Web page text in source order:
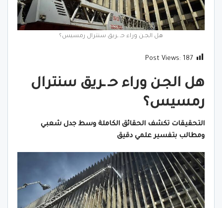
هل الجـن وراء حـ ـريق سنترال رمسيس؟
Post Views: 187
هل الجـن وراء حـ ـريق سنترال
رمسيس؟
التحقيقات تكشف الحقائق الكاملة وسط جدل شعبي
ومطالب بتفسير علمي دقيق